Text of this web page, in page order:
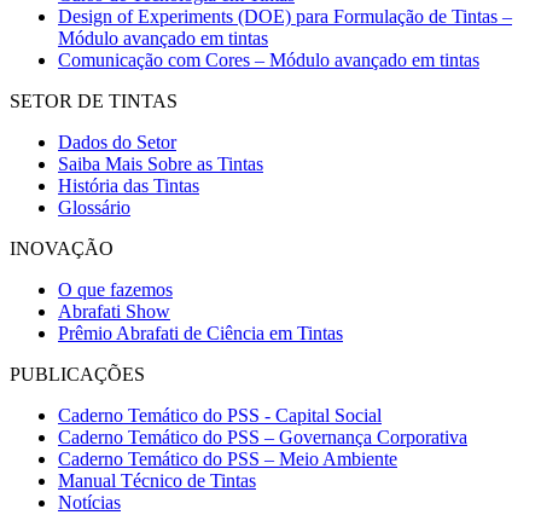
Design of Experiments (DOE) para Formulação de Tintas –
Módulo avançado em tintas
Comunicação com Cores – Módulo avançado em tintas
SETOR DE TINTAS
Dados do Setor
Saiba Mais Sobre as Tintas
História das Tintas
Glossário
INOVAÇÃO
O que fazemos
Abrafati Show
Prêmio Abrafati de Ciência em Tintas
PUBLICAÇÕES
Caderno Temático do PSS - Capital Social
Caderno Temático do PSS – Governança Corporativa
Caderno Temático do PSS – Meio Ambiente
Manual Técnico de Tintas
Notícias